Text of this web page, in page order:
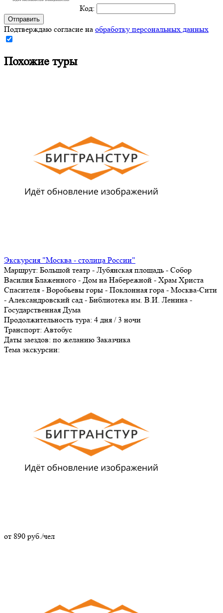
Код:
Подтверждаю согласие на обработку персональных данных
Похожие туры
Экскурсия "Москва - столица России"
Маршрут: Большой театр - Лубянская площадь - Собор
Василия Блаженного - Дом на Набережной - Храм Христа
Спасителя - Воробьевы горы - Поклонная гора - Москва-Сити
- Александровский сад - Библиотека им. В.И. Ленина -
Государственная Дума
Продолжительность тура: 4 дня / 3 ночи
Транспорт: Автобус
Даты заездов: по желанию Заказчика
Тема экскурсии:
от 890 руб./чел